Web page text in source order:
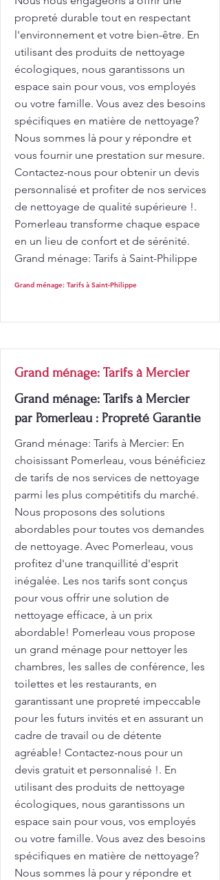
propreté durable tout en respectant
l'environnement et votre bien-être. En
utilisant des produits de nettoyage
écologiques, nous garantissons un
espace sain pour vous, vos employés
ou votre famille. Vous avez des besoins
spécifiques en matière de nettoyage?
Nous sommes là pour y répondre et
vous fournir une prestation sur mesure.
Contactez-nous pour obtenir un devis
personnalisé et profiter de nos services
de nettoyage de qualité supérieure !.
Pomerleau transforme chaque espace
en un lieu de confort et de sérénité.
Grand ménage: Tarifs à Saint-Philippe
Grand ménage: Tarifs à Saint-Philippe
Grand ménage: Tarifs à Mercier
Grand ménage: Tarifs à Mercier
par Pomerleau : Propreté Garantie
Grand ménage: Tarifs à Mercier: En
choisissant Pomerleau, vous bénéficiez
de tarifs de nos services de nettoyage
parmi les plus compétitifs du marché.
Nous proposons des solutions
abordables pour toutes vos demandes
de nettoyage. Avec Pomerleau, vous
profitez d'une tranquillité d'esprit
inégalée. Les nos tarifs sont conçus
pour vous offrir une solution de
nettoyage efficace, à un prix
abordable! Pomerleau vous propose
un grand ménage pour nettoyer les
chambres, les salles de conférence, les
toilettes et les restaurants, en
garantissant une propreté impeccable
pour les futurs invités et en assurant un
cadre de travail ou de détente
agréable! Contactez-nous pour un
devis gratuit et personnalisé !. En
utilisant des produits de nettoyage
écologiques, nous garantissons un
espace sain pour vous, vos employés
ou votre famille. Vous avez des besoins
spécifiques en matière de nettoyage?
Nous sommes là pour y répondre et